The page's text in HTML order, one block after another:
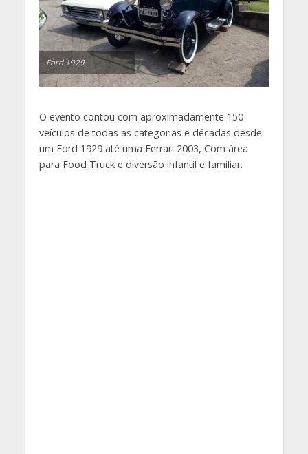
Ford 1929
O evento contou com aproximadamente 150
veículos de todas as categorias e décadas desde
um Ford 1929 até uma Ferrari 2003, Com área
para Food Truck e diversão infantil e familiar.